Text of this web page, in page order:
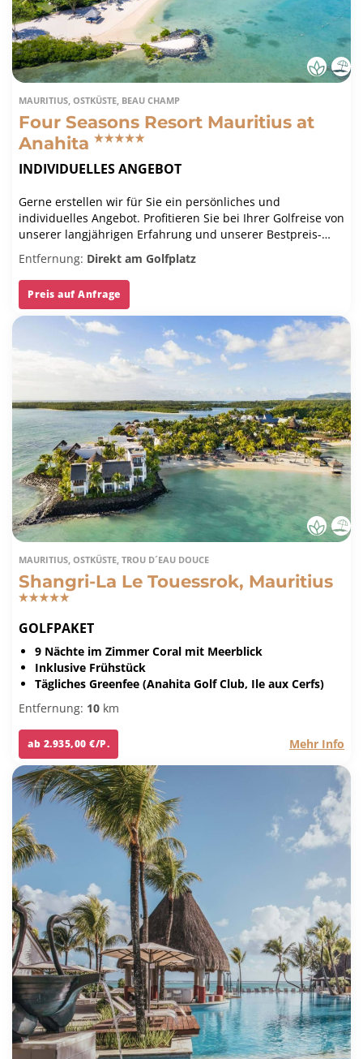
MAURITIUS, OSTKÜSTE, BEAU CHAMP
Four Seasons Resort Mauritius at
Anahita
INDIVIDUELLES ANGEBOT
Gerne erstellen wir für Sie ein persönliches und
individuelles Angebot. Profitieren Sie bei Ihrer Golfreise von
unserer langjährigen Erfahrung und unserer Bestpreis-
Garantie.
Entfernung: Direkt am Golfplatz
Preis auf Anfrage
MAURITIUS, OSTKÜSTE, TROU D´EAU DOUCE
Shangri-La Le Touessrok, Mauritius
GOLFPAKET
9 Nächte im Zimmer Coral mit Meerblick
Inklusive Frühstück
Tägliches Greenfee (Anahita Golf Club, Ile aux Cerfs)
Entfernung: 10 km
ab 2.935,00 €/P. Mehr Info